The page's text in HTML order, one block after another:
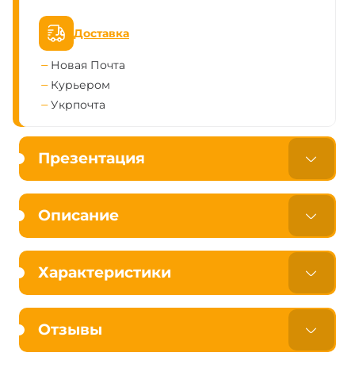
Доставка
Новая Почта
Курьером
Укрпочта
Презентация
Описание
Характеристики
Отзывы